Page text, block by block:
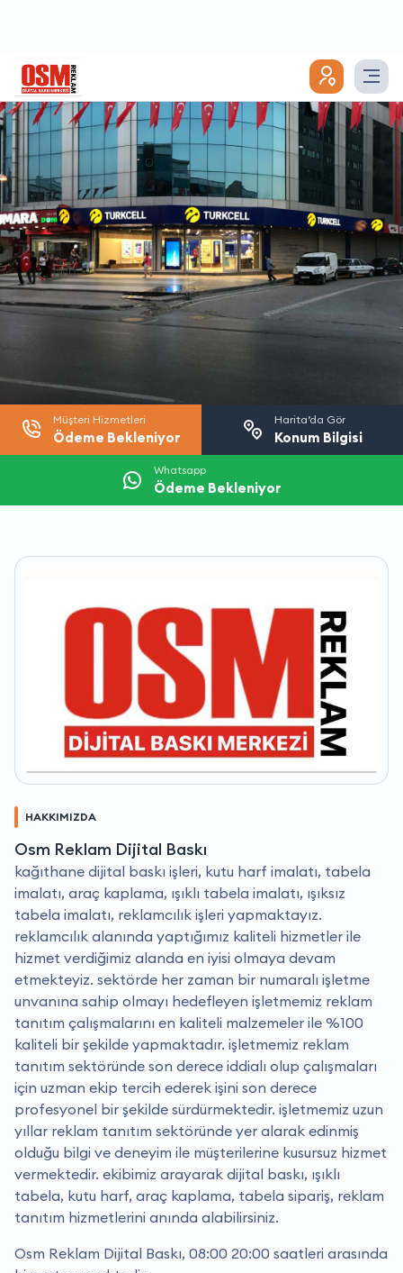
Müşteri Hizmetleri
Ödeme Bekleniyor
Harita’da Gör
Konum Bilgisi
Whatsapp
Ödeme Bekleniyor
HAKKIMIZDA
Osm Reklam Dijital Baskı
kağıthane dijital baskı işleri, kutu harf imalatı, tabela
imalatı, araç kaplama, ışıklı tabela imalatı, ışıksız
tabela imalatı, reklamcılık işleri yapmaktayız.
reklamcılık alanında yaptığımız kaliteli hizmetler ile
hizmet verdiğimiz alanda en iyisi olmaya devam
etmekteyiz. sektörde her zaman bir numaralı işletme
unvanına sahip olmayı hedefleyen işletmemiz reklam
tanıtım çalışmalarını en kaliteli malzemeler ile %100
kaliteli bir şekilde yapmaktadır. i̇şletmemiz reklam
tanıtım sektöründe son derece iddialı olup çalışmaları
için uzman ekip tercih ederek işini son derece
profesyonel bir şekilde sürdürmektedir. i̇şletmemiz uzun
yıllar reklam tanıtım sektöründe yer alarak edinmiş
olduğu bilgi ve deneyim ile müşterilerine kusursuz hizmet
vermektedir. ekibimiz arayarak dijital baskı, ışıklı
tabela, kutu harf, araç kaplama, tabela sipariş, reklam
tanıtım hizmetlerini anında alabilirsiniz.
Osm Reklam Dijital Baskı, 08:00 20:00 saatleri arasında